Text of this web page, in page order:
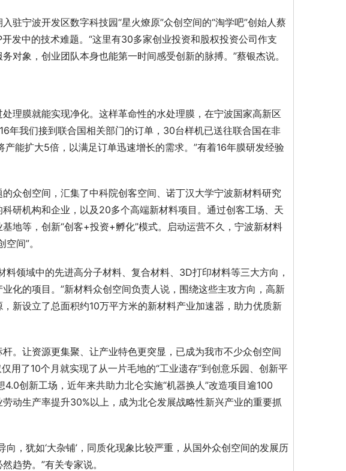
驻宁波开发区数字科技园“星火燎原”众创空间的“淘学吧”创始人蔡
发中的技术难题。“这里有30多家创业投资和股权投资公司作支
对象，创业团队本身也能第一时间感受创新的脉搏。”蔡银杰说。
理膜就能实现净化。这样革命性的水处理膜，在宁波国家高新区
年我们接到联合国相关部门的订单，30台样机已送往联合国在非
能扩大5倍，以满足订单迅速增长的需求。”有着16年膜研发经验
众创空间，汇集了中科院创客空间、诺丁汉大学宁波新材料研究
研机构和企业，以及20多个高端新材料项目。通过创客工场、天
地等，创新“创客+投资+孵化”模式。启动运营不久，宁波新材料
间”。
领域中的先进高分子材料、复合材料、3D打印材料等三大方向，
化的项目。”新材料众创空间负责人说，围绕这些主攻方向，高新
新设立了总面积约10万平方米的新材料产业加速器，助力优质新
。让资源更集聚、让产业特色更突显，已成为我市不少众创空间
用了10个月就实现了从一片毛地的“工业遗存”到创意乐园、创新平
创新工场，近年来共助力北仑实施“机器换人”改造项目逾100
动生产率提升30%以上，成为北仑发展战略性新兴产业的重要抓
，犹如‘大杂铺’，同质化现象比较严重，从国外众创空间的发展历
趋势。”有关专家说。